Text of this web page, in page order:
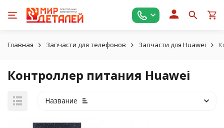
Главная Запчасти для телефонов Запчасти для Huawei
Контроллер питания Huawei
Название